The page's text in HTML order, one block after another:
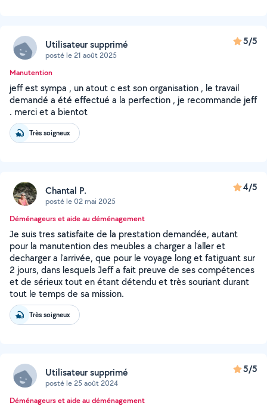
Utilisateur supprimé
posté le 21 août 2025
5/5
Manutention
jeff est sympa , un atout c est son organisation , le travail
demandé a été effectué a la perfection , je recommande jeff
. merci et a bientot
Très soigneux
Chantal P.
posté le 02 mai 2025
4/5
Déménageurs et aide au déménagement
Je suis tres satisfaite de la prestation demandée, autant
pour la manutention des meubles a charger a l'aller et
decharger a l'arrivée, que pour le voyage long et fatiguant sur
2 jours, dans lesquels Jeff a fait preuve de ses compétences
et de sérieux tout en étant détendu et très souriant durant
tout le temps de sa mission.
Très soigneux
Utilisateur supprimé
posté le 25 août 2024
5/5
Déménageurs et aide au déménagement